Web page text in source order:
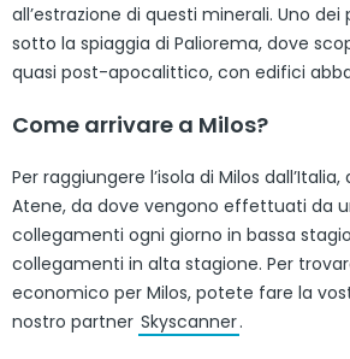
all’estrazione di questi minerali. Uno
sotto la spiaggia di Paliorema, dove
quasi post-apocalittico, con edifici
Come arrivare a Milos?
Per raggiungere l’isola di Milos
Atene, da dove vengono effettuati da
collegamenti ogni giorno in bassa
collegamenti in alta stagione. Per
economico per Milos, potete fare la
nostro partner Skyscanner.